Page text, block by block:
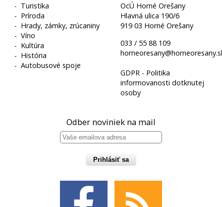
- Turistika
- Príroda
- Hrady, zámky, zrúcaniny
-Víno
- Kultúra
- História
-Autobusové spoje
OcÚ Horné Orešany
Hlavná ulica 190/6
919 03 Horné Orešany
033 / 55 88 109
GDPR - Politika
informovanosti dotknutej
osoby
Odber noviniek na mail
Prihlásiť sa